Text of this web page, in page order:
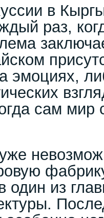
в
раз,
эмоциях,
сам мир
один из